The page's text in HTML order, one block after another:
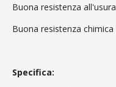
Buona resistenza all'usura
Buona resistenza chimica
Specifica: